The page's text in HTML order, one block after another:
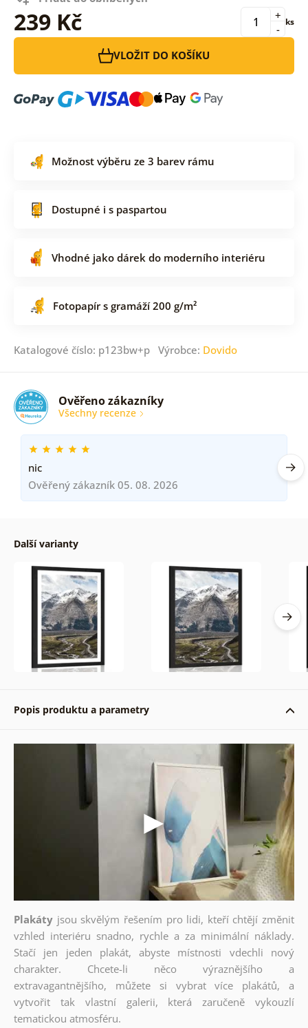
239 Kč -
+ ks
VLOŽIT DO KOŠÍKU
Možnost výběru ze 3 barev rámu
Dostupné i s paspartou
Vhodné jako dárek do moderního interiéru
Fotopapír s gramáží 200 g/m²
Katalogové číslo: p123bw+p Výrobce: Dovido
Ověřeno zákazníky
Všechny recenze
nic
Ověřený zákazník 05. 08. 2026
Další varianty
Popis produktu a parametry
Plakáty jsou skvělým řešením pro lidi, kteří chtějí změnit
vzhled interiéru snadno, rychle a za minimální náklady.
Stačí jen jeden plakát, abyste místnosti vdechli nový
charakter. Chcete-li něco výraznějšího a
extravagantnějšího, můžete si vybrat více plakátů, a
vytvořit tak vlastní galerii, která zaručeně vykouzlí
tematickou atmosféru.